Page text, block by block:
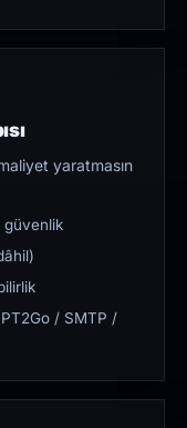
yaratmasın
güvenlik
/ SMTP /